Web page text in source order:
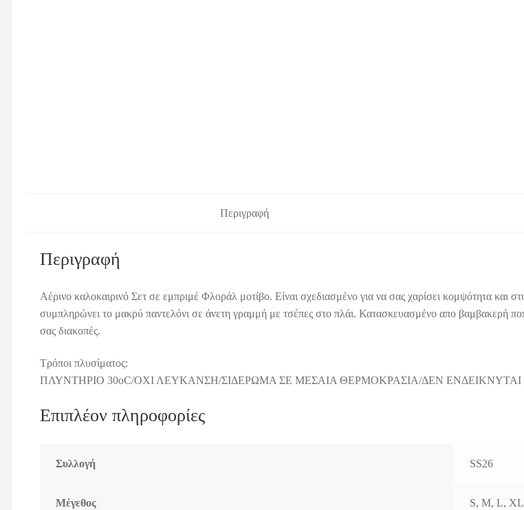
Περιγραφή
Περιγραφή
Αέρινο καλοκαιρινό Σετ σε εμπριμέ Φλοράλ μοτίβο. Είναι σχεδιασμένο για να σας χαρίσει κομψότητα και
συμπληρώνει το μακρύ παντελόνι σε άνετη γραμμή με τσέπες στο πλάι. Κατασκευασμένο απο βαμβακερή
σας διακοπές.
Τρόποι πλυσίματος:
ΠΛΥΝΤΗΡΙΟ 30οC/ΟΧΙ ΛΕΥΚΑΝΣΗ/ΣΙΔΕΡΩΜΑ ΣΕ ΜΕΣΑΙΑ ΘΕΡΜΟΚΡΑΣΙΑ/ΔΕΝ
Επιπλέον πληροφορίες
Συλλογή SS26
Μέγεθος S, M, L,